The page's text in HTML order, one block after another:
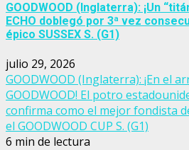
GOODWOOD (Inglaterra): ¡Un
ECHO doblegó por 3ª vez
épico SUSSEX S. (G1)
julio 29, 2026
GOODWOOD (Inglaterra): ¡En el
GOODWOOD! El potro
confirma como el mejor fondista
el GOODWOOD CUP S. (G1)
6 min de lectura